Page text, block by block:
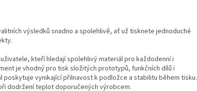
výsledků snadno a spolehlivě, ať už tisknete jednoduché
kteří hledají spolehlivý materiál pro každodenní i
je vhodný pro tisk složitých prototypů, funkčních dílů i
poskytuje vynikající přilnavost k podložce a stabilitu během tisku.
dodržení teplot doporučených výrobcem.